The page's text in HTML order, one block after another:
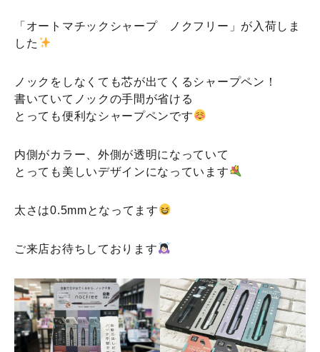
「オートマチックシャープ ノクフリー」が入荷しま
した
ノックをしなくても芯が出てくるシャープペン！
書いていてノックの手間が省ける
とっても便利なシャープペンです
内側がカラー、外側が透明になっていて
とっても美しいデザインになっています
太さは0.5mmとなってます
ご来店お待ちしております